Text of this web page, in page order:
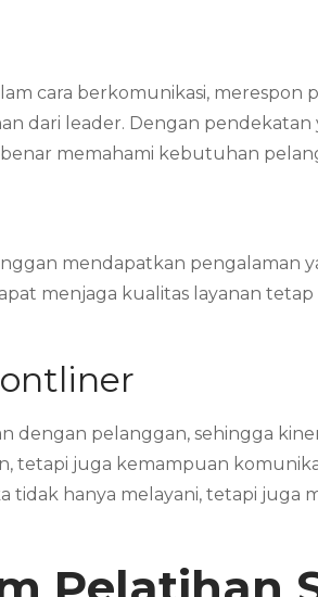
cara berkomunikasi, merespon
dari leader. Dengan pendekatan
memahami kebutuhan
mendapatkan pengalaman
menjaga kualitas layanan
pelanggan, sehingga
juga kemampuan
hanya melayani, tetapi juga